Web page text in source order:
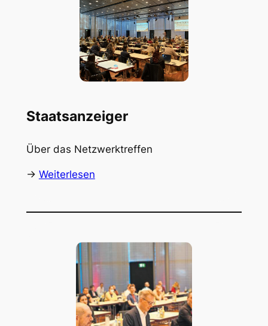
Staatsanzeiger
Über das Netzwerktreffen
-> Weiterlesen